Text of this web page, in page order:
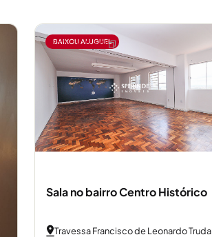
BAIXOU ALUGUEL
Sala no bairro Centro Histórico
Travessa Francisco de Leonardo Truda
CÓD: 21017539